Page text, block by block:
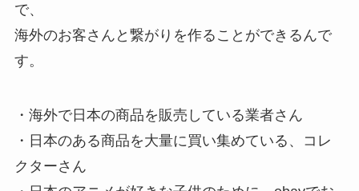
で、
海外のお客さんと繋がりを作ることができるんで
す。
・海外で日本の商品を販売している業者さん
・日本のある商品を大量に買い集めている、コレ
クターさん